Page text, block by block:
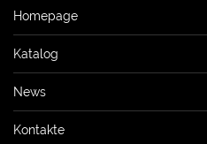
Homepage
Katalog
News
Kontakte